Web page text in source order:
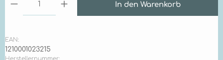
In den Warenkorb
EAN:
1210001023215